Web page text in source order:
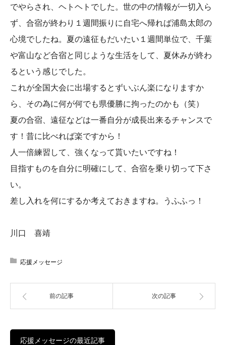
でやらされ、 ヘトヘトでした。世の中の情報が一切入ら
ず、 合宿が終わり１週間振りに自宅へ帰れば浦島太郎の
心境でしたね。 夏の遠征もだいたい１週間単位で、 千葉
や富山など合宿と同じような生活をして、 夏休みが終わ
るという感じでした。
これが全国大会に出場するとずいぶん楽になりますか
ら、 その為に何が何でも県優勝に拘ったのかも（笑）
夏の合宿、遠征などは一番自分が成長出来るチャンスで
す！ 昔に比べれば楽ですから！
人一倍練習して、強くなって貰いたいですね！
目指すものを自分に明確にして、合宿を乗り切って下さ
い。
差し入れを何にするか考えておきますね。うふふっ！
川口 喜靖
応援メッセージ
前の記事 次の記事
応援メッセージの最近記事